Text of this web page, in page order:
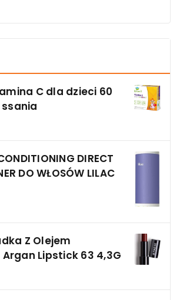
C dla dzieci 60
DIRECT
DO WŁOSÓW LILAC
Z Olejem
Lipstick 63 4,3G